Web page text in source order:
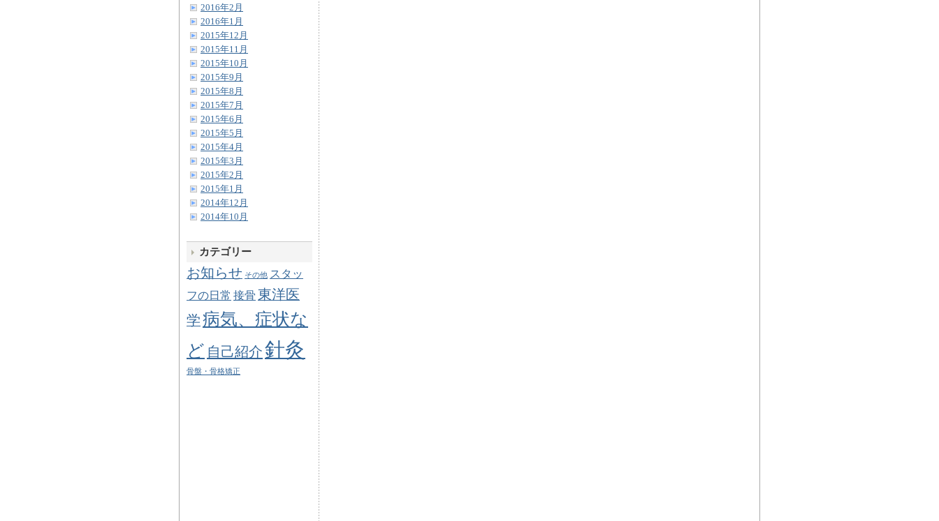
2016年2月
2016年1月
2015年12月
2015年11月
2015年10月
2015年9月
2015年8月
2015年7月
2015年6月
2015年5月
2015年4月
2015年3月
2015年2月
2015年1月
2014年12月
2014年10月
カテゴリー
お知らせ その他 スタッ
フの日常 接骨 東洋医
学病気、症状な
ど 自己紹介針灸
骨盤・骨格矯正